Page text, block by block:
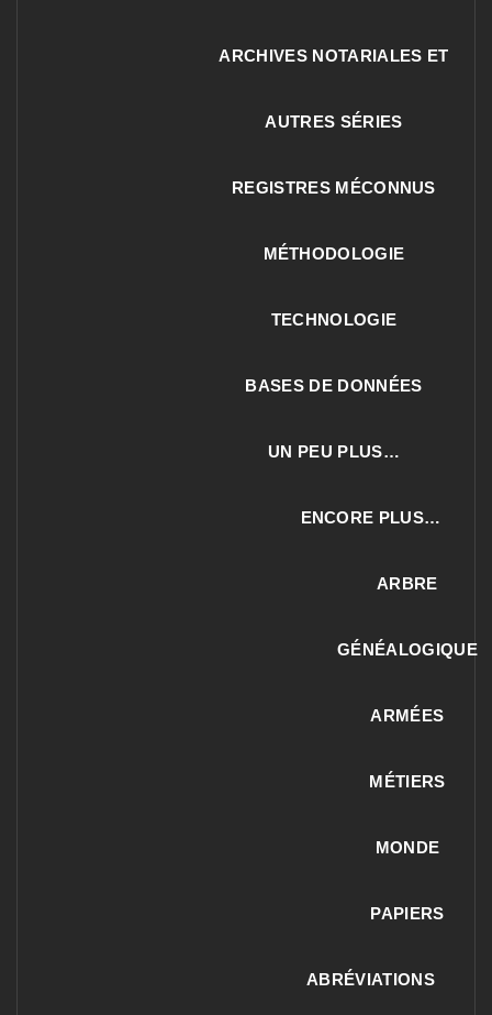
ARCHIVES NOTARIALES ET
AUTRES SÉRIES
REGISTRES MÉCONNUS
MÉTHODOLOGIE
TECHNOLOGIE
BASES DE DONNÉES
UN PEU PLUS…
ENCORE PLUS…
ARBRE
GÉNÉALOGIQUE
ARMÉES
MÉTIERS
MONDE
PAPIERS
ABRÉVIATIONS